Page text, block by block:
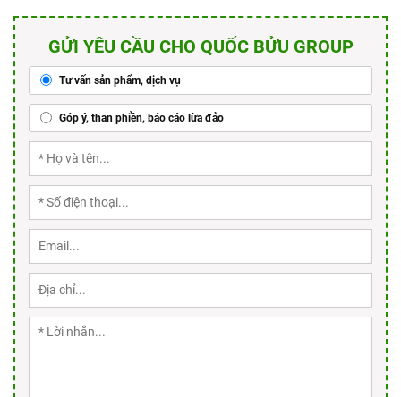
GỬI YÊU CẦU CHO QUỐC BỬU GROUP
Tư vấn sản phẩm, dịch vụ
Góp ý, than phiền, báo cáo lừa đảo